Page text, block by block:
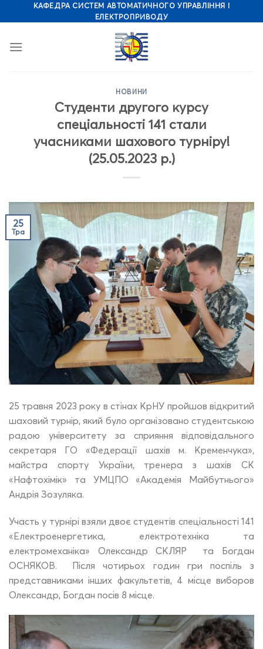
to
КАФЕДРА СИСТЕМ АВТОМАТИЧНОГО УПРАВЛІННЯ І
ЕЛЕКТРОПРИВОДУ
НОВИНИ
Студенти другого курсу
спеціальності 141 стали
учасниками шахового турніру!
(25.05.2023 р.)
25
Тра
25 травня 2023 року в стінах КрНУ пройшов відкритий
шаховий турнір, який було організовано студентською
радою університету за сприяння відповідального
секретаря ГО «Федерації шахів м. Кременчука»,
майстра спорту України, тренера з шахів СК
«Нафтохімік» та УМЦПО «Академія Майбутнього»
Андрія Зозуляка.
Участь у турнірі взяли двоє студентів спеціальності 141
«Електроенергетика, електротехніка та
електромеханіка» Олександр СКЛЯР та Богдан
ОСНЯКОВ. Після чотирьох годин гри поспіль з
представниками інших факультетів, 4 місце виборов
Олександр, Богдан посів 8 місце.